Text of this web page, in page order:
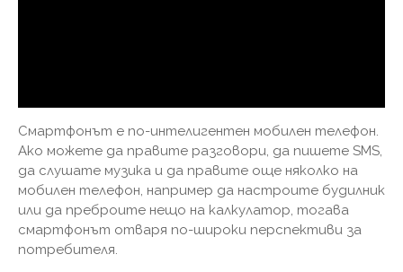
Смартфонът е по-интелигентен мобилен телефон.
Ако можете да правите разговори, да пишете SMS,
да слушате музика и да правите още няколко на
мобилен телефон, например да настроите будилник
или да преброите нещо на калкулатор, тогава
смартфонът отваря по-широки перспективи за
потребителя.